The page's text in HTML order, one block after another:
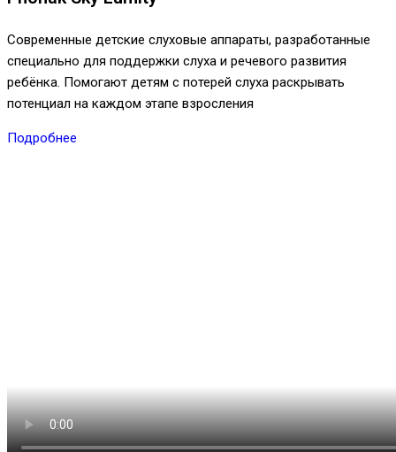
Современные детские слуховые аппараты, разработанные
специально для поддержки слуха и речевого развития
ребёнка. Помогают детям с потерей слуха раскрывать
потенциал на каждом этапе взросления
Подробнее